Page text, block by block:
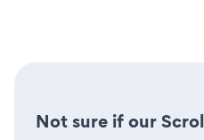
Not sure if our